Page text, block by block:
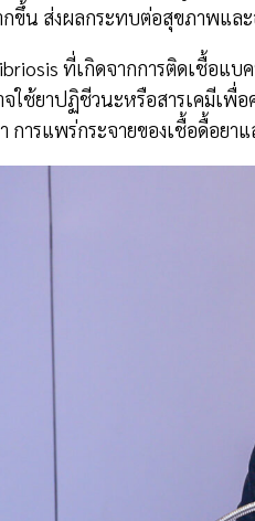
ขึ้น ส่งผลกระทบต่อสุขภาพและ
ที่เกิดจากการติดเชื้อแบ
จใช้ยาปฏิชีวนะหรือสารเคมีเ
การแพร่กระจายของเชื้อดื้อยา